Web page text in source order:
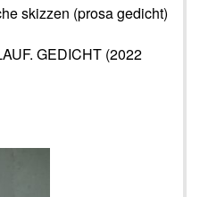
skizzen (prosa gedicht)
GEDICHT (2022